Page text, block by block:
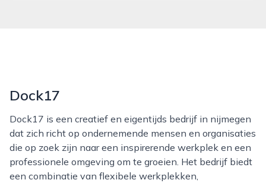
Dock17
Dock17 is een creatief en eigentijds bedrijf in nijmegen
dat zich richt op ondernemende mensen en organisaties
die op zoek zijn naar een inspirerende werkplek en een
professionele omgeving om te groeien. Het bedrijf biedt
een combinatie van flexibele werkplekken,